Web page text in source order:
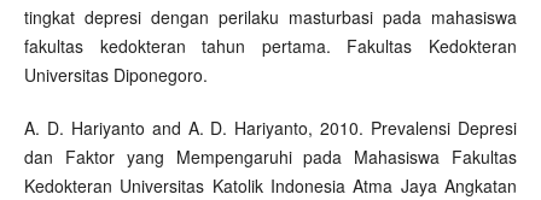
tingkat depresi dengan perilaku masturbasi pada mahasiswa
fakultas kedokteran tahun pertama. Fakultas Kedokteran
Universitas Diponegoro.
A. D. Hariyanto and A. D. Hariyanto, 2010. Prevalensi Depresi
dan Faktor yang Mempengaruhi pada Mahasiswa Fakultas
Kedokteran Universitas Katolik Indonesia Atma Jaya Angkatan